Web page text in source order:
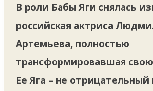
В роли Бабы Яги снялась
российская актриса
Артемьева, полностью
трансформировавшая
Ее Яга – не